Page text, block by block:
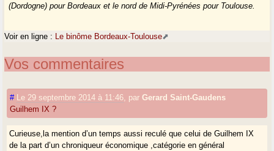
(Dordogne) pour Bordeaux et le nord de Midi-Pyrénées pour Toulouse.
Voir en ligne : Le binôme Bordeaux-Toulouse
Vos commentaires
# Le 29 septembre 2014 à 11:46 parGerard Saint-Gaudens
Guilhem IX ?
Curieuse,la mention d’un temps aussi reculé que celui de Guilhem IX
de la part d’un chroniqueur économique ,catégorie en général